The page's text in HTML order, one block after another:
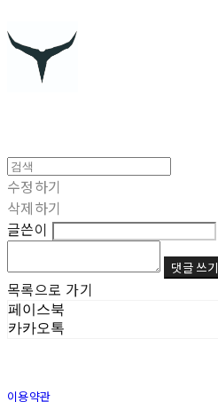
수정하기
삭제하기
글쓴이
댓글 쓰기
목록으로 가기
페이스북
카카오톡
이용약관